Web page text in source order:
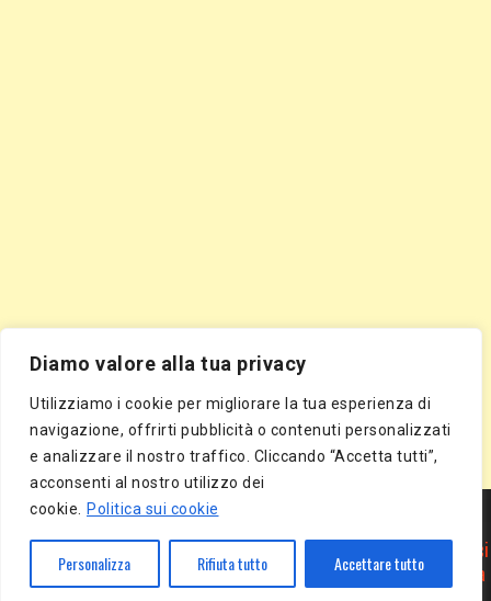
Diamo valore alla tua privacy
Utilizziamo i cookie per migliorare la tua esperienza di
navigazione, offrirti pubblicità o contenuti personalizzati
e analizzare il nostro traffico. Cliccando “Accetta tutti”,
acconsenti al nostro utilizzo dei
cookie.
Politica sui cookie
Personalizza Rifiuta tutto Accettare tutto
Segnala Sito Gratis| Segnala Azienda Gratis
Directory Gratis|Segnala Sito Gratis
Inserisci Azienda Gratis |Directory Gratis| Article Marketing
Inserisci
Articolo Gratis|Pubblica Articolo Gratis
Inserisci Comunicato Stampa